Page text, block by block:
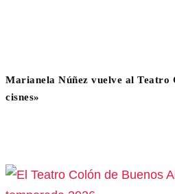
Marianela Núñez vuelve al Teatro
cisnes»